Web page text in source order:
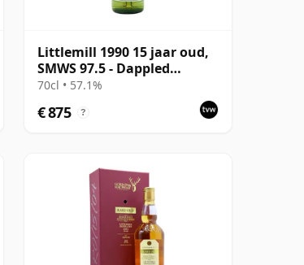
Littlemill 1990 15 jaar oud,
SMWS 97.5 - Dappled
Sunlight
70cl • 57.1%
€ 875 ?